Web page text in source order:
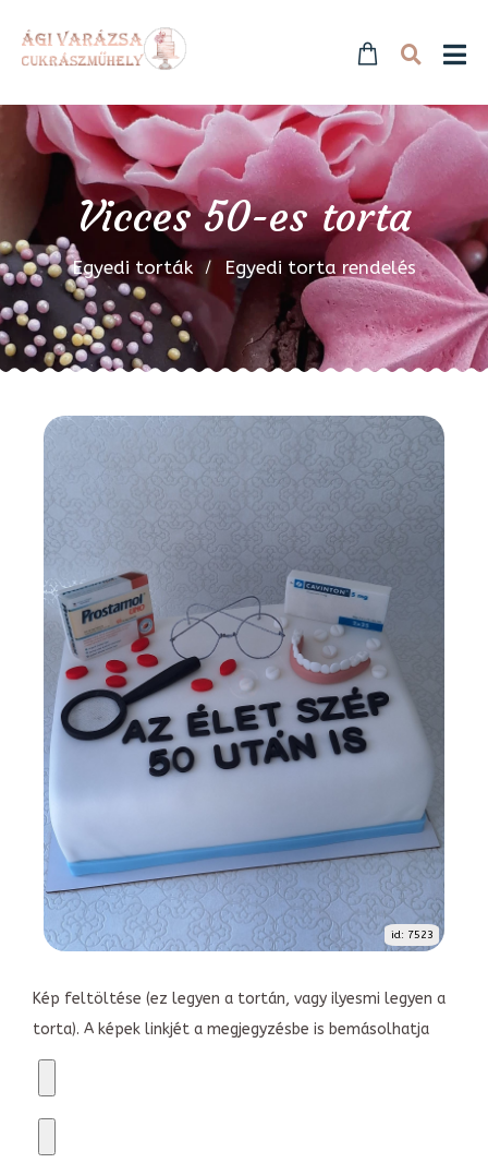
Vicces 50-es torta
Egyedi torták Egyedi torta rendelés
id: 7523
Kép feltöltése (ez legyen a tortán, vagy ilyesmi legyen a
torta). A képek linkjét a megjegyzésbe is bemásolhatja